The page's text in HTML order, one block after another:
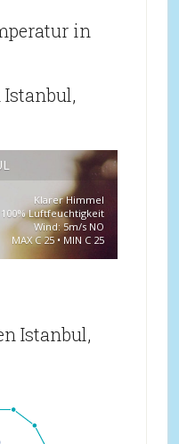
in
Klarer Himmel
100% Luftfeuchtigkeit
Wind: 5m/s NO
MAX C 25 • MIN C 25
Istanbul,